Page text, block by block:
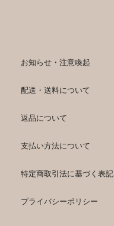
お知らせ・注意喚起
配送・送料について
返品について
支払い方法について
特定商取引法に基づく表記
プライバシーポリシー